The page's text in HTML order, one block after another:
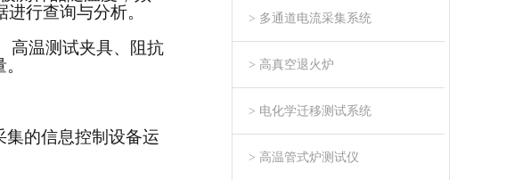
行查询与分析。
高温测试夹具、阻抗
。
的信息控制设备运
> 多通道电流采集系统
> 高真空退火炉
> 电化学迁移测试系统
> 高温管式炉测试仪